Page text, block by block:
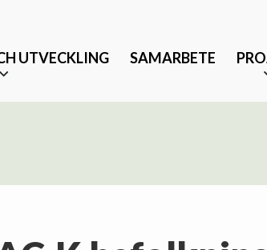
UTVECKLING SAMARBETE